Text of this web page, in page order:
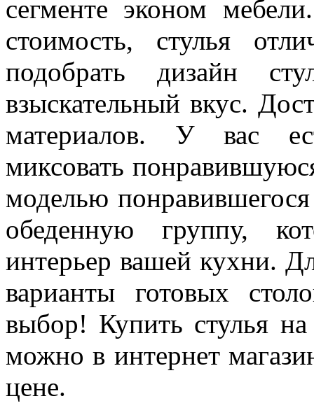
сегменте эконом
стоимость, стулья
подобрать дизайн
взыскательный вкус.
материалов. У вас
миксовать
моделью
обеденную группу,
интерьер вашей кухни.
варианты готовых
выбор! Купить стулья на
можно в интернет
цене.